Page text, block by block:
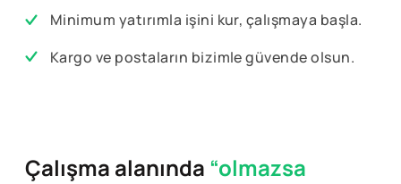
Minimum yatırımla işini kur, çalışmaya başla.
Kargo ve postaların bizimle güvende olsun.
Çalışma alanında “olmazsa